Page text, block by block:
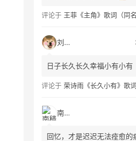
评论于 王菲《主角》歌词（同名
刘看山
日子长久长久幸福小有小有
评论于 荣诗雨《长久小有》歌词（日子
南穑
回忆，才是迟迟无法痊愈的